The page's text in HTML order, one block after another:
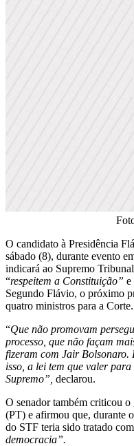
O candidato à Presidência
sábado (8), durante evento
indicará ao Supremo
“respeitem a Constituição” e
Segundo Flávio, o próximo
quatro ministros para a Corte.
“Que não promovam
processo, que não façam
fizeram com Jair
isso, a lei tem que valer
Supremo”, declarou.
O senador também criticou
(PT) e afirmou que, durante
do STF teria sido tratado
democracia”.